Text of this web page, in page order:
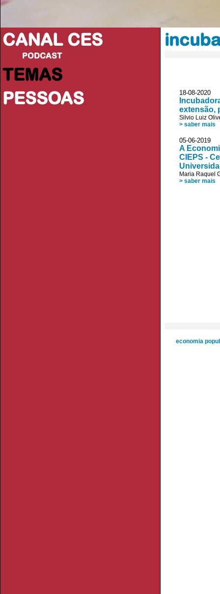
CANAL CES
PODCAST
TEMAS
PESSOAS
18-08-
extensão,
Silvio Luiz
> saber mais
05-06-
A
CIEPS -
Maria Raquel
> saber mais
economia